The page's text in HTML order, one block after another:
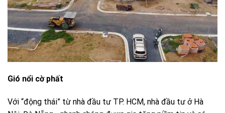
Gió nổi cờ phất
Với “động thái” từ nhà đầu tư TP. HCM, nhà đầu tư ở Hà